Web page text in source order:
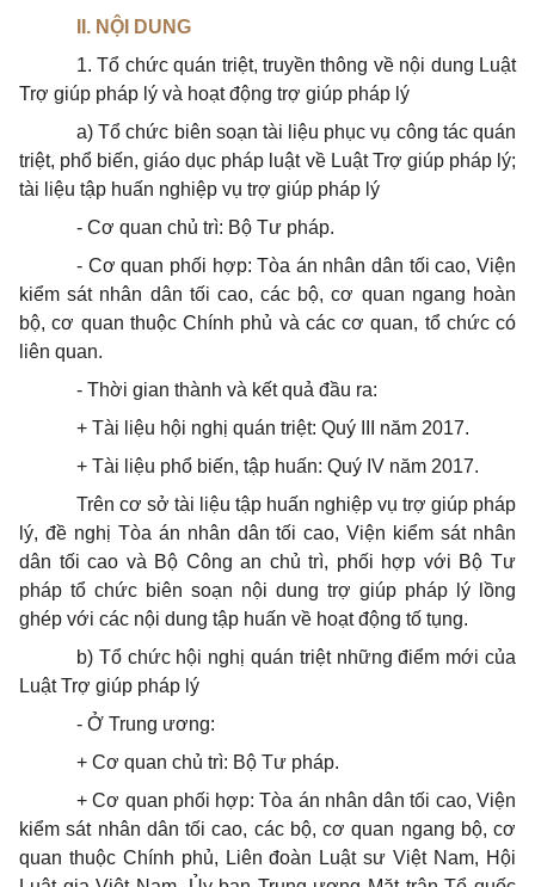
II. NỘI DUNG
1. Tổ chức quán triệt, truyền thông về nội dung Luật
Trợ giúp pháp lý và hoạt động trợ giúp pháp lý
a) Tổ chức biên soạn tài liệu phục vụ công tác quán
triệt, phổ biến, giáo dục pháp luật về Luật Trợ giúp pháp lý;
tài liệu tập huấn nghiệp vụ trợ giúp pháp lý
- Cơ quan chủ trì: Bộ Tư pháp.
- Cơ quan phối hợp: Tòa án nhân dân tối cao, Viện
kiểm sát nhân dân tối cao, các bộ, cơ quan ngang hoàn
bộ, cơ quan thuộc Chính phủ và các cơ quan, tổ chức có
liên quan.
- Thời gian thành và kết quả đầu ra:
+ Tài liệu hội nghị quán triệt: Quý III năm 2017.
+ Tài liệu phổ biến, tập huấn: Quý IV năm 2017.
Trên cơ sở tài liệu tập huấn nghiệp vụ trợ giúp pháp
lý, đề nghị Tòa án nhân dân tối cao, Viện kiểm sát nhân
dân tối cao và Bộ Công an chủ trì, phối hợp với Bộ Tư
pháp tổ chức biên soạn nội dung trợ giúp pháp lý lồng
ghép với các nội dung tập huấn về hoạt động tố tụng.
b) Tổ chức hội nghị quán triệt những điểm mới của
Luật Trợ giúp pháp lý
- Ở Trung ương:
+ Cơ quan chủ trì: Bộ Tư pháp.
+ Cơ quan phối hợp: Tòa án nhân dân tối cao, Viện
kiểm sát nhân dân tối cao, các bộ, cơ quan ngang bộ, cơ
quan thuộc Chính phủ, Liên đoàn Luật sư Việt Nam, Hội